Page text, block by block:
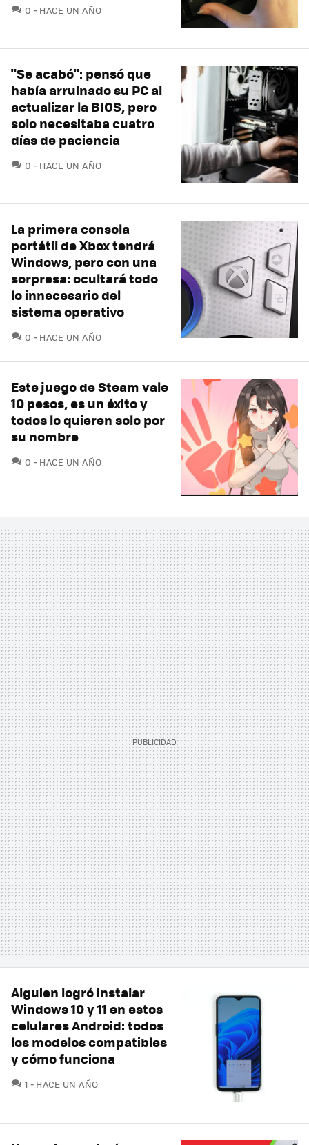
0 COMENTARIOS
HACE UN AÑO
"Se acabó": pensó que
había arruinado su PC al
actualizar la BIOS, pero
solo necesitaba cuatro
días de paciencia
0 COMENTARIOS
HACE UN AÑO
La primera consola
portátil de Xbox tendrá
Windows, pero con una
sorpresa: ocultará todo
lo innecesario del
sistema operativo
0 COMENTARIOS
HACE UN AÑO
Este juego de Steam vale
10 pesos, es un éxito y
todos lo quieren solo por
su nombre
0 COMENTARIOS
HACE UN AÑO
Alguien logró instalar
Windows 10 y 11 en estos
celulares Android: todos
los modelos compatibles
y cómo funciona
1 COMENTARIOS
HACE UN AÑO